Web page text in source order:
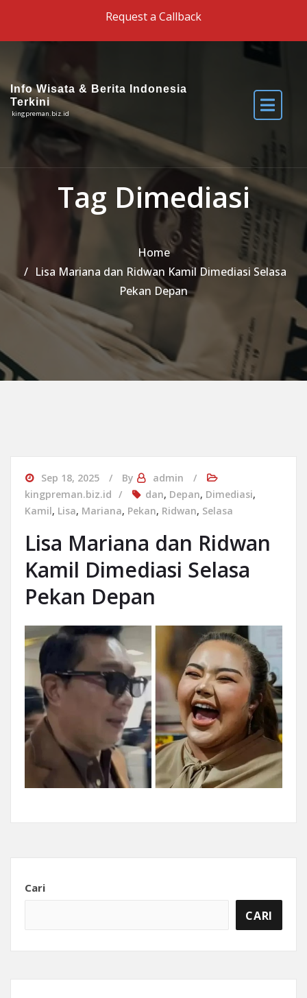
Request a Callback
Info Wisata & Berita Indonesia
Terkini
kingpreman.biz.id
Tag Dimediasi
Home
Lisa Mariana dan Ridwan Kamil Dimediasi Selasa
Pekan Depan
Sep 18, 2025 By
admin
kingpreman.biz.id
dan, Depan, Dimediasi,
Kamil, Lisa, Mariana, Pekan, Ridwan, Selasa
Lisa Mariana dan Ridwan
Kamil Dimediasi Selasa
Pekan Depan
Cari
CARI